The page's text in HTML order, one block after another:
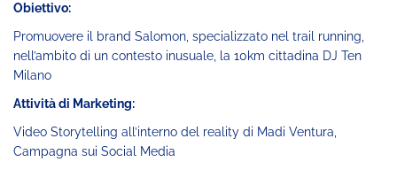
Obiettivo:
Promuovere il brand Salomon, specializzato nel trail running,
nell’ambito di un contesto inusuale, la 10km cittadina DJ Ten
Milano
Attività di Marketing:
Video Storytelling all’interno del reality di Madi Ventura,
Campagna sui Social Media